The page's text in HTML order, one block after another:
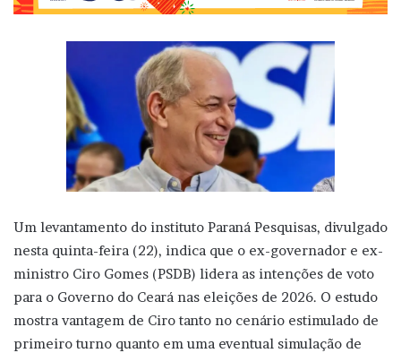
Um levantamento do instituto Paraná Pesquisas, divulgado
nesta quinta-feira (22), indica que o ex-governador e ex-
ministro Ciro Gomes (PSDB) lidera as intenções de voto
para o Governo do Ceará nas eleições de 2026. O estudo
mostra vantagem de Ciro tanto no cenário estimulado de
primeiro turno quanto em uma eventual simulação de